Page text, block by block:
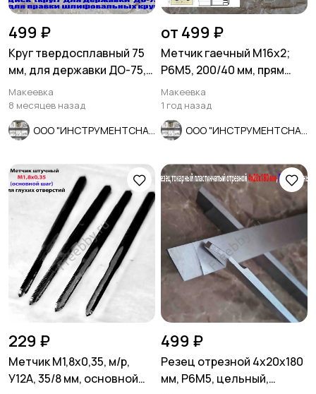
499 ₽
Круг твердосплавный 75
мм, для державки ДО-75,
для правки шлиф кругов.
Макеевка
8 месяцев назад
от 499 ₽
Метчик гаечный М16х2;
Р6М5, 200/40 мм, прям
хвост, основн шаг, СССР.
Макеевка
1 год назад
229 ₽
Метчик М1,8х0,35, м/р,
У12А, 35/8 мм, основной
499 ₽
Резец отрезной 4х20х180
мм, Р6М5, цельный,